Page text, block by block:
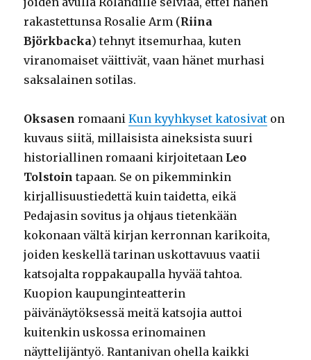
rakastettunsa Rosalie Arm (Riina
Björkbacka) tehnyt itsemurhaa, kuten
viranomaiset väittivät, vaan hänet murhasi
saksalainen sotilas.
Oksasen romaaniKun kyyhkyset katosivat on
kuvaus siitä, millaisista aineksista suuri
historiallinen romaani kirjoitetaan Leo
Tolstoin tapaan. Se on pikemminkin
kirjallisuustiedettä kuin taidetta, eikä
Pedajasin sovitus ja ohjaus tietenkään
kokonaan vältä kirjan kerronnan karikoita,
joiden keskellä tarinan uskottavuus vaatii
katsojalta roppakaupalla hyvää tahtoa.
Kuopion kaupunginteatterin
päivänäytöksessä meitä katsojia auttoi
kuitenkin uskossa erinomainen
näyttelijäntyö. Rantanivan ohella kaikki